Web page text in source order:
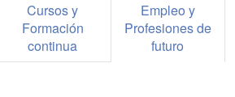
Cursos y
Formación
continua
Empleo y
Profesiones de
futuro